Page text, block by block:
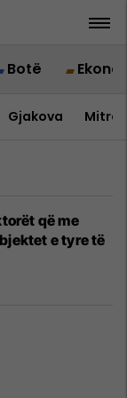
Botë
Gjakova
që me
e tyre të